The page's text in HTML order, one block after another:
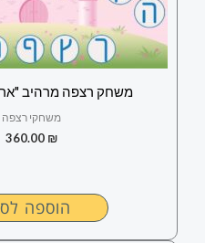
משחק רצפה מרהיב
משחקי רצפה
360.00 ₪
הוספה